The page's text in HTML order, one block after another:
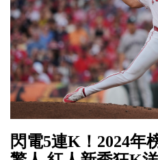
閃電5連K！2024年